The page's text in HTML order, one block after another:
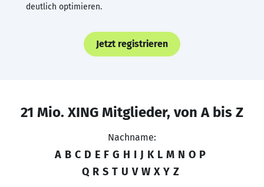
deutlich optimieren.
Jetzt registrieren
21 Mio. XING Mitglieder, von A bis Z
Nachname:
A B C D E F G H I J K L M N O P
Q R S T U V W X Y Z